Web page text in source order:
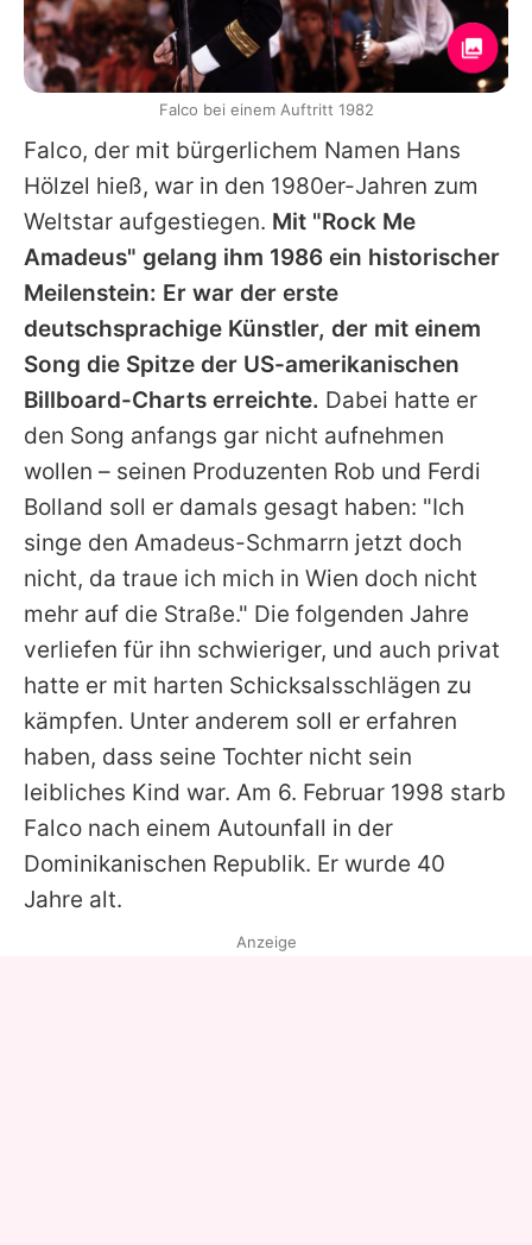
Falco, der mit bürgerlichem Namen Hans
Hölzel hieß, war in den 1980er-Jahren zum
Weltstar aufgestiegen. Mit "Rock Me
Amadeus" gelang ihm 1986 ein historischer
Meilenstein: Er war der erste
deutschsprachige Künstler, der mit einem
Song die Spitze der US-amerikanischen
Billboard-Charts erreichte. Dabei hatte er
den Song anfangs gar nicht aufnehmen
wollen – seinen Produzenten Rob und Ferdi
Bolland soll er damals gesagt haben: "Ich
singe den Amadeus-Schmarrn jetzt doch
nicht, da traue ich mich in Wien doch nicht
mehr auf die Straße." Die folgenden Jahre
verliefen für ihn schwieriger, und auch privat
hatte er mit harten Schicksalsschlägen zu
kämpfen. Unter anderem soll er erfahren
haben, dass seine Tochter nicht sein
leibliches Kind war. Am 6. Februar 1998 starb
Falco nach einem Autounfall in der
Dominikanischen Republik. Er wurde 40
Jahre alt.
Falco bei einem Auftritt 1982
Anzeige